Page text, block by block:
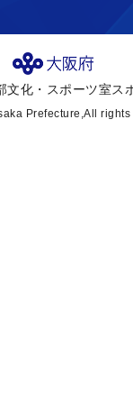
文化・スポーツ室ス
Prefecture,All rights